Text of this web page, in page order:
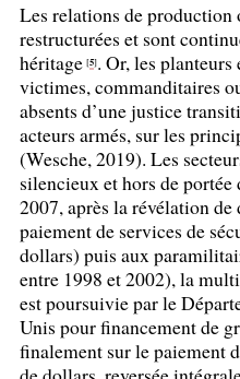
Les relations de
restructurées et sont
héritage [5]. Or, les planteurs
victimes, commanditaires
absents d’une justice
acteurs armés, sur les
(Wesche, 2019). Les
silencieux et hors de
2007, après la révélation
paiement de services de
dollars) puis aux
entre 1998 et 2002), la
est poursuivie par le
Unis pour financement de
finalement sur le paiement